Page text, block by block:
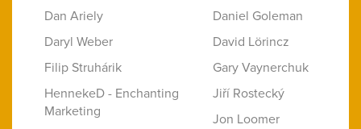
Dan Ariely
Daniel Goleman
Daryl Weber
David Lörincz
Filip Struhárik
Gary Vaynerchuk
HennekeD - Enchanting
Marketing
Jiří Rostecký
Jon Loomer